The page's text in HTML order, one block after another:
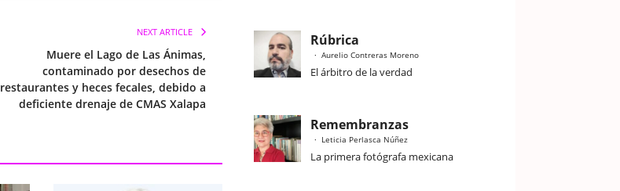
NEXT ARTICLE
Muere el Lago de Las Ánimas,
contaminado por desechos de
restaurantes y heces fecales, debido a
deficiente drenaje de CMAS Xalapa
Rúbrica
Aurelio Contreras Moreno
El árbitro de la verdad
Remembranzas
Leticia Perlasca Núñez
La primera fotógrafa mexicana